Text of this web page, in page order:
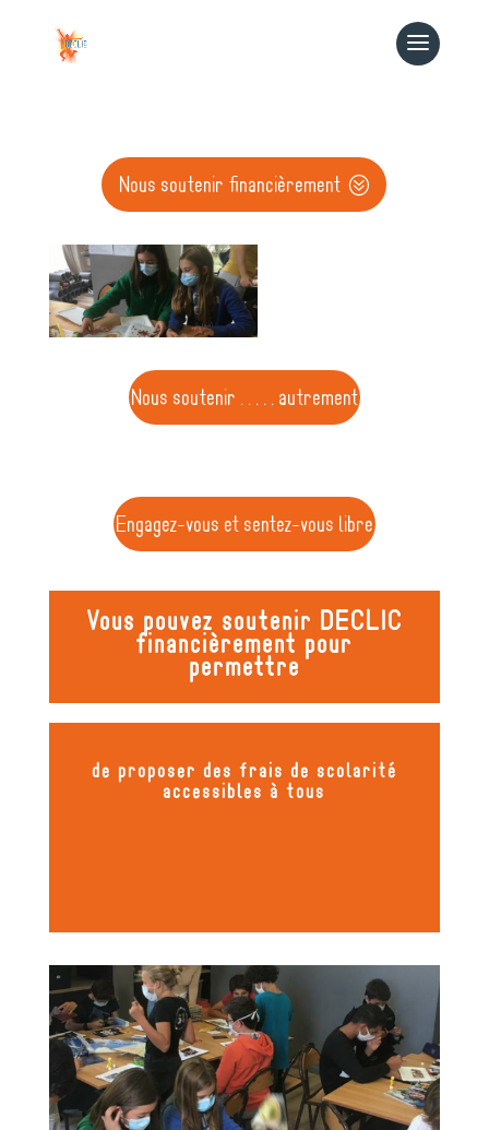
Nous soutenir financièrement
Nous soutenir . . . . . autrement
Engagez-vous et sentez-vous libre
Vous pouvez soutenir DECLIC
financièrement pour
permettre
de proposer des frais de scolarité
accessibles à tous